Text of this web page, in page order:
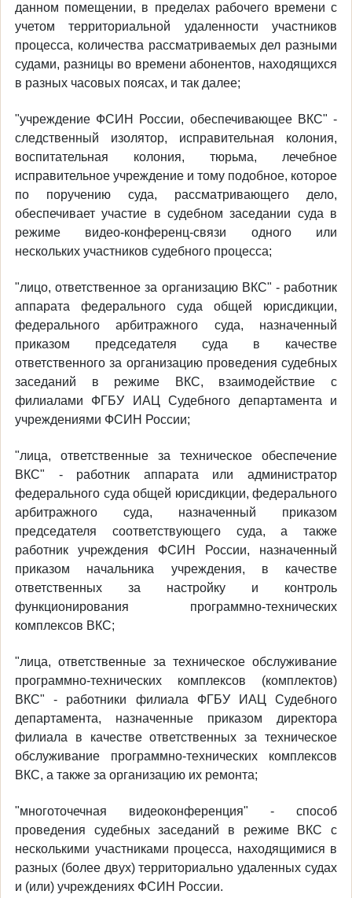
данном помещении, в пределах рабочего времени с
учетом территориальной удаленности участников
процесса, количества рассматриваемых дел разными
судами, разницы во времени абонентов, находящихся
в разных часовых поясах, и так далее;
"учреждение ФСИН России, обеспечивающее ВКС" -
следственный изолятор, исправительная колония,
воспитательная колония, тюрьма, лечебное
исправительное учреждение и тому подобное, которое
по поручению суда, рассматривающего дело,
обеспечивает участие в судебном заседании суда в
режиме видео-конференц-связи одного или
нескольких участников судебного процесса;
"лицо, ответственное за организацию ВКС" - работник
аппарата федерального суда общей юрисдикции,
федерального арбитражного суда, назначенный
приказом председателя суда в качестве
ответственного за организацию проведения судебных
заседаний в режиме ВКС, взаимодействие с
филиалами ФГБУ ИАЦ Судебного департамента и
учреждениями ФСИН России;
"лица, ответственные за техническое обеспечение
ВКС" - работник аппарата или администратор
федерального суда общей юрисдикции, федерального
арбитражного суда, назначенный приказом
председателя соответствующего суда, а также
работник учреждения ФСИН России, назначенный
приказом начальника учреждения, в качестве
ответственных за настройку и контроль
функционирования программно-технических
комплексов ВКС;
"лица, ответственные за техническое обслуживание
программно-технических комплексов (комплектов)
ВКС" - работники филиала ФГБУ ИАЦ Судебного
департамента, назначенные приказом директора
филиала в качестве ответственных за техническое
обслуживание программно-технических комплексов
ВКС, а также за организацию их ремонта;
"многоточечная видеоконференция" - способ
проведения судебных заседаний в режиме ВКС с
несколькими участниками процесса, находящимися в
разных (более двух) территориально удаленных судах
и (или) учреждениях ФСИН России.